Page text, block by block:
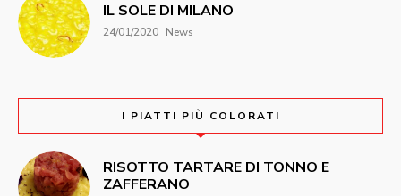
IL SOLE DI MILANO
24/01/2020 News
I PIATTI PIÙ COLORATI
RISOTTO TARTARE DI TONNO E
ZAFFERANO